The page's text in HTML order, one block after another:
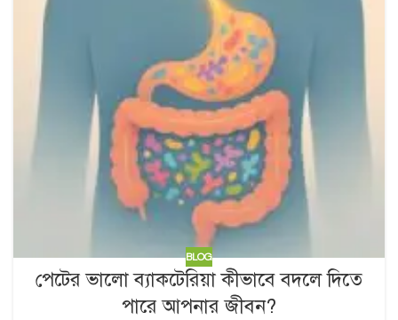
BLOG
পেটের ভালো ব্যাকটেরিয়া কীভাবে বদলে দিতে
পারে আপনার জীবন?